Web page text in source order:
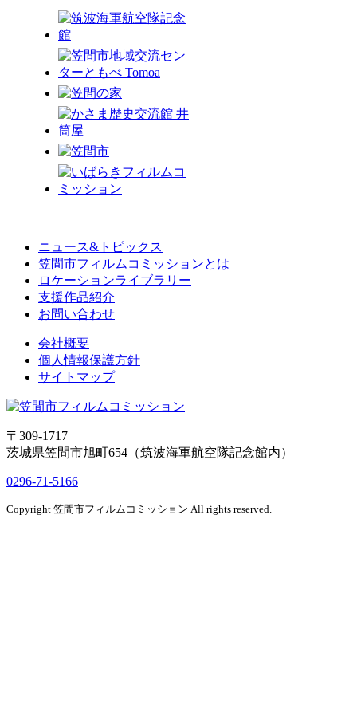
ニュース&トピックス
笠間市フィルムコミッションとは
ロケーションライブラリー
支援作品紹介
お問い合わせ
会社概要
個人情報保護方針
サイトマップ
〒 309-1717
茨城県笠間市旭町654（筑波海軍航空隊記念館内）
0296-71-5166
Copyright 笠間市フィルムコミッション All rights reserved.